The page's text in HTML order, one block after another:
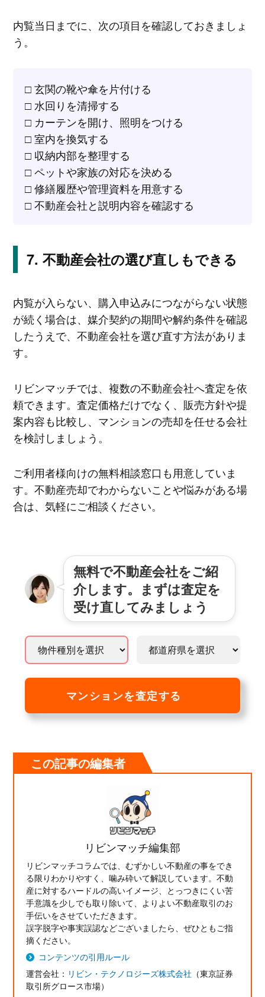
内覧当日までに、次の項目を確認しておきましょ
う。
□ 玄関の靴や傘を片付ける
□ 水回りを清掃する
□ カーテンを開け、照明をつける
□ 室内を換気する
□ 収納内部を整理する
□ ペットや家族の対応を決める
□ 修繕履歴や管理資料を用意する
□ 不動産会社と説明内容を確認する
不動産会社の選び直しもできる
内覧が入らない、購入申込みにつながらない状態
が続く場合は、媒介契約の期間や解約条件を確認
したうえで、不動産会社を選び直す方法がありま
す。
リビンマッチでは、複数の不動産会社へ査定を依
頼できます。査定価格だけでなく、販売方針や提
案内容も比較し、マンションの売却を任せる会社
を検討しましょう。
ご利用者様向けの無料相談窓口も用意していま
す。不動産売却でわからないことや悩みがある場
合は、気軽にご相談ください。
無料で不動産会社をご紹
介します。まずは査定を
受け直してみましょう
マンションを査定する
この記事の編集者
リビンマッチ編集部
リビンマッチコラムでは、むずかしい不動産の事をでき
る限りわかりやすく、噛み砕いて解説しています。不動
産に対するハードルの高いイメージ、とっつきにくい苦
手意識を少しでも取り除いて、よりよい不動産取引のお
手伝いをさせていただきます。
誤字脱字や事実誤認などございましたら、ぜひともご指
摘ください。
コンテンツの引用ルール
運営会社： リビン・テクノロジーズ株式会社 （東京証券
取引所グロース市場）